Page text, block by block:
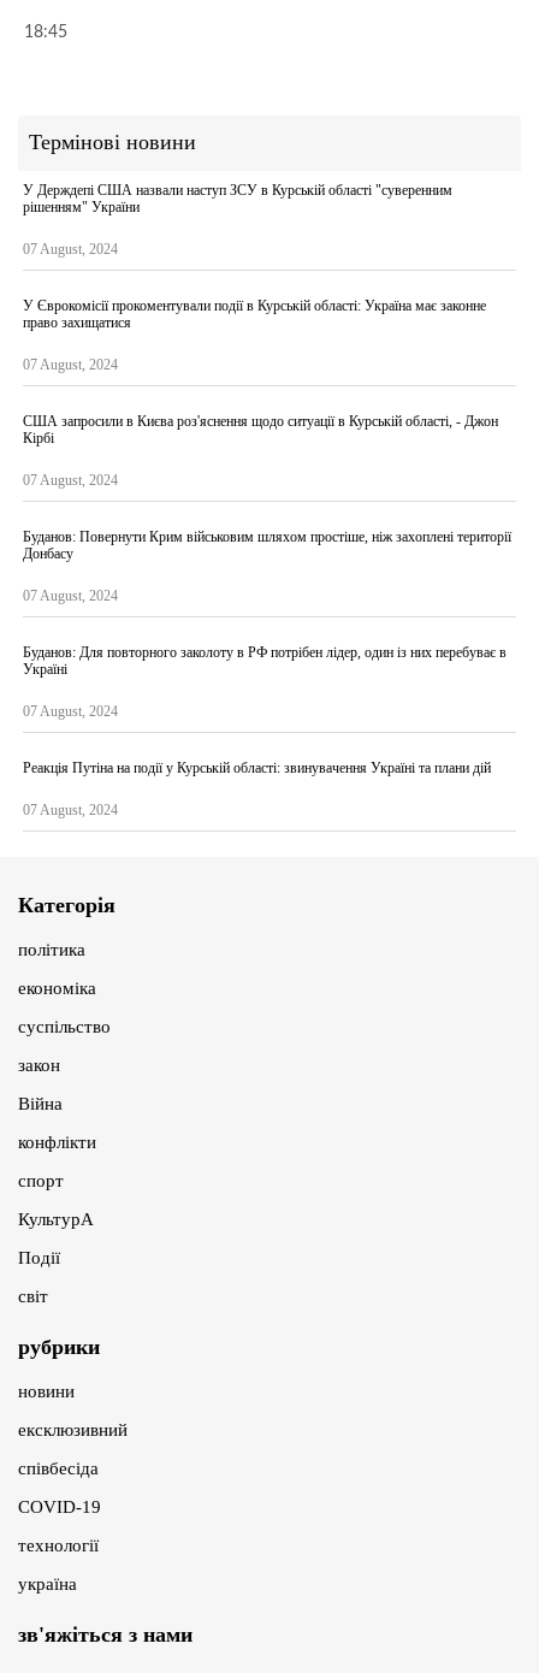
18:45
Термінові новини
У Держдепі США назвали наступ ЗСУ в Курській області "суверенним
рішенням" України
07 August, 2024
У Єврокомісії прокоментували події в Курській області: Україна має законне
право захищатися
07 August, 2024
США запросили в Києва роз'яснення щодо ситуації в Курській області, - Джон
Кірбі
07 August, 2024
Буданов: Повернути Крим військовим шляхом простіше, ніж захоплені території
Донбасу
07 August, 2024
Буданов: Для повторного заколоту в РФ потрібен лідер, один із них перебуває в
Україні
07 August, 2024
Реакція Путіна на події у Курській області: звинувачення Україні та плани дій
07 August, 2024
Категорія
політика
економіка
суспільство
закон
Війна
конфлікти
спорт
КультурА
Події
світ
рубрики
новини
ексклюзивний
співбесіда
COVID-19
технології
україна
зв'яжіться з нами